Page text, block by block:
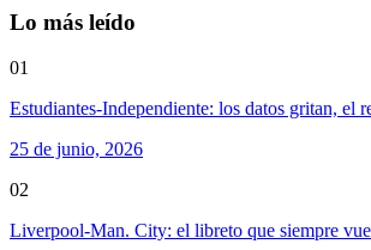
Lo más leído
01
Estudiantes-Independiente: los datos gritan, el
25 de junio, 2026
02
Liverpool-Man. City: el libreto que siempre